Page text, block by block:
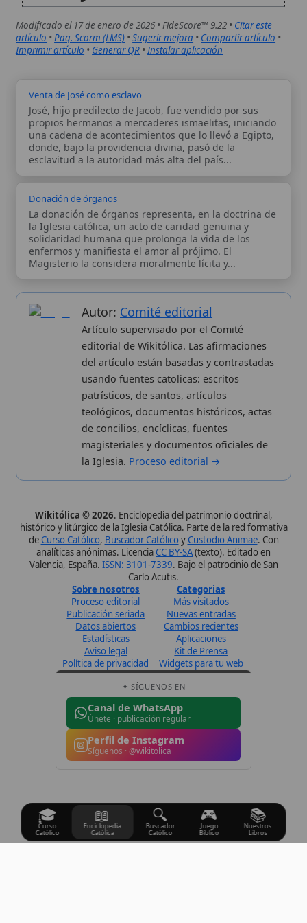
esclavitud a la autoridad más alta del país...
Donación de órganos
La donación de órganos representa, en la doctrina de
Magisterio la considera moralmente lícita y...
Autor:Comité editorial
Artículo supervisado por el Comité
editorial de Wikitólica. Las afirmaciones
usando fuentes catolicas: escritos
patrísticos, de santos, artículos
teológicos, documentos históricos, actas
de concilios, encíclicas, fuentes
magisteriales y documentos oficiales de
Wikitólica © 2026. Enciclopedia del patrimonio doctrinal,
histórico y litúrgico de la Iglesia Católica. Parte de la red formativa
Curso Católico,Buscador CatólicoyCustodio Animae. Con
analíticas anónimas. LicenciaCC BY-SA(texto). Editado en
ISSN: 3101-7339 . Bajo el patrocinio de San
Carlo Acutis.
Sobre nosotros
Proceso editorial
Publicación seriada
Datos abiertos
Estadísticas
Aviso legal
Política de privacidad
Categorias
Más visitados
Nuevas entradas
Cambios recientes
Aplicaciones
Kit de Prensa
Widgets para tu web
Únete · publicación regular
Perfil de Instagram
Síguenos · @wikitolica